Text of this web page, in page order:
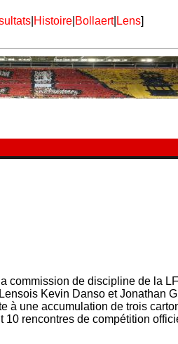
| Histoire| Bollaert| Lens]
commission de discipline de la
Kevin Danso et Jonathan
à une accumulation de trois
10 rencontres de compétition